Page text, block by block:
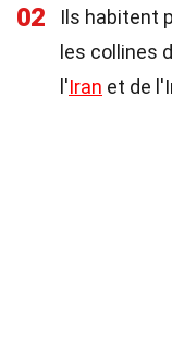
02
Ils habitent
les collines
l'Iran et de